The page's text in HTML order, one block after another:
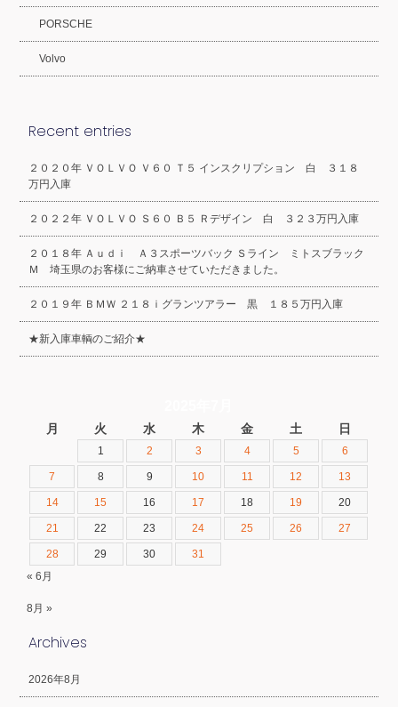
PORSCHE
Volvo
Recent entries
２０２０年 ＶＯＬＶＯ Ｖ６０ Ｔ５ インスクリプション 白 ３１８
万円入庫
２０２２年 ＶＯＬＶＯ Ｓ６０ Ｂ５ Ｒデザイン 白 ３２３万円入庫
２０１８年 Ａｕｄｉ Ａ３スポーツバック Ｓライン ミトスブラック
Ｍ 埼玉県のお客様にご納車させていただきました。
２０１９年 ＢＭＷ ２１８ｉグランツアラー 黒 １８５万円入庫
★新入庫車輌のご紹介★
月 火 水 木 金 土 日
1 2 3 4 5 6
7 8 9 10 11 12 13
14 15 16 17 18 19 20
21 22 23 24 25 26 27
28 29 30
31
« 6月
8月 »
Archives
2026年8月